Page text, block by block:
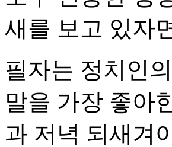
새를 보고 있자
필자는 정치인
말을 가장 좋아
과 저녁 되새겨